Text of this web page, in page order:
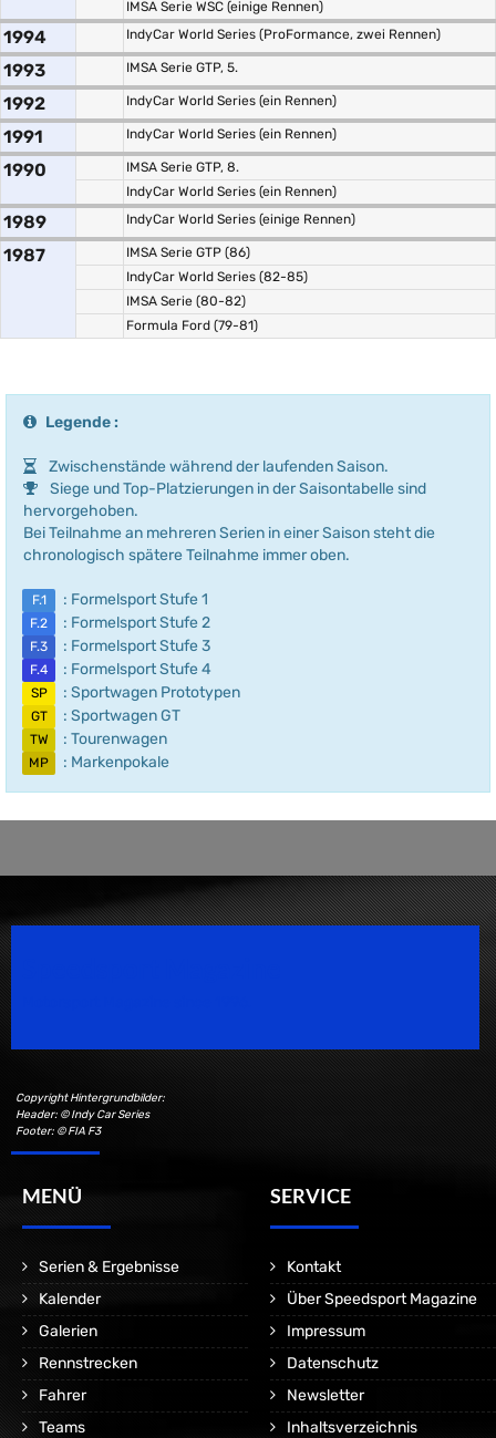
IMSA Serie WSC (einige Rennen)
1994 IndyCar World Series (ProFormance, zwei Rennen)
1993 IMSA Serie GTP, 5.
1992 IndyCar World Series (ein Rennen)
1991 IndyCar World Series (ein Rennen)
1990
IMSA Serie GTP, 8.
IndyCar World Series (ein Rennen)
1989 IndyCar World Series (einige Rennen)
1987
IMSA Serie GTP (86)
IndyCar World Series (82-85)
IMSA Serie (80-82)
Formula Ford (79-81)
Legende :
Zwischenstände während der laufenden Saison.
Siege und Top-Platzierungen in der Saisontabelle sind
hervorgehoben.
Bei Teilnahme an mehreren Serien in einer Saison steht die
chronologisch spätere Teilnahme immer oben.
F.1 : Formelsport Stufe 1
F.2 : Formelsport Stufe 2
F.3 : Formelsport Stufe 3
F.4 : Formelsport Stufe 4
SP : Sportwagen Prototypen
GT : Sportwagen GT
TW : Tourenwagen
MP : Markenpokale
Copyright Hintergrundbilder:
Header: © Indy Car Series
Footer: © FIA F3
MENÜ
Serien & Ergebnisse
Kalender
Galerien
Rennstrecken
Fahrer
Teams
SERVICE
Kontakt
Über Speedsport Magazine
Impressum
Datenschutz
Newsletter
Inhaltsverzeichnis